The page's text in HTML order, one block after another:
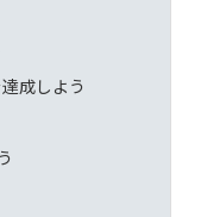
成しよう